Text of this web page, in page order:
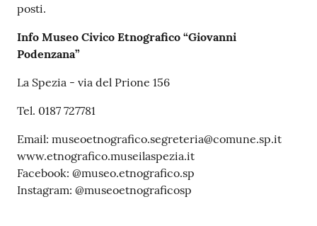
A
N
P
Tutti
argomenti...
posti.
Info Museo Civico Etnografico “Giovanni
Podenzana”
La Spezia - via del Prione 156
Tel. 0187 727781
Email: museoetnografico.segreteria@comune.sp.it
www.etnografico.museilaspezia.it
Facebook: @museo.etnografico.sp
Instagram: @museoetnograficosp